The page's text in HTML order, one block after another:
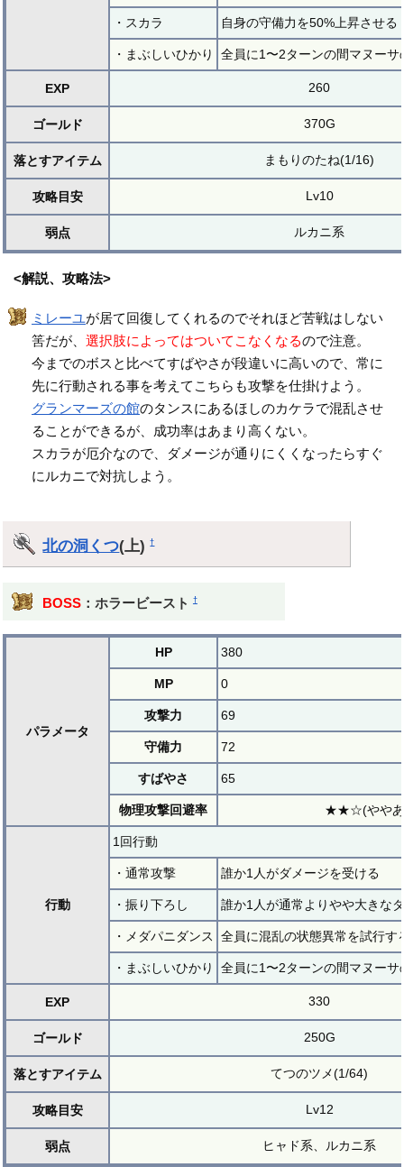
・スカラ 自身の守備力を50%上昇させる
・まぶしいひかり 全員に1〜2ターンの間マヌー
EXP 260
ゴールド 370G
落とすアイテム まもりのたね(1/16)
攻略目安 Lv10
弱点 ルカニ系
<解説、攻略法>
ミレーユが居て回復してくれるのでそれほど苦戦はしない
筈だが、選択肢によってはついてこなくなるので注意。
今までのボスと比べてすばやさが段違いに高いので、常に
先に行動される事を考えてこちらも攻撃を仕掛けよう。
グランマーズの館のタンスにあるほしのカケラで混乱させ
ることができるが、成功率はあまり高くない。
スカラが厄介なので、ダメージが通りにくくなったらすぐ
にルカニで対抗しよう。
北の洞くつ(上)†
BOSS：ホラービースト †
パラメータ
HP 380
MP 0
攻撃力 69
守備力 72
すばやさ 65
物理攻撃回避率 ★★☆(やや
行動
1回行動
・通常攻撃 誰か1人がダメージを受ける
・振り下ろし 誰か1人が通常よりやや大きな
・メダパニダンス 全員に混乱の状態異常を試行す
・まぶしいひかり 全員に1〜2ターンの間マヌー
EXP 330
ゴールド 250G
落とすアイテム てつのツメ(1/64)
攻略目安 Lv12
弱点 ヒャド系、ルカニ系